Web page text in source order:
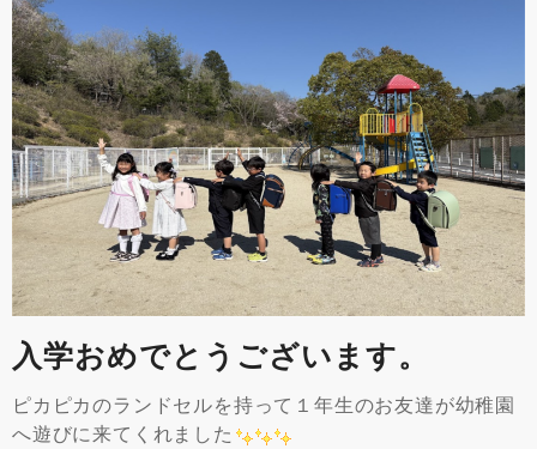
入学おめでとうございます。
ピカピカのランドセルを持って１年生のお友達が幼稚園
へ遊びに来てくれました